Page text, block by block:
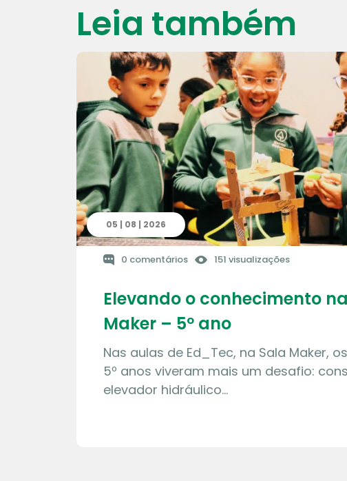
Leia também
05 | 08 | 2026
0 comentários 151 visualizações
Elevando o conhecimento
Maker – 5º ano
Nas aulas de Ed_Tec, na Sala Maker,
5º anos viveram mais um desafio:
elevador hidráulico…